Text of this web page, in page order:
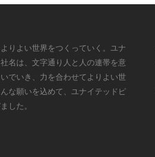
りよい世界をつくっていく。ユナ
名は、文字通り人と人の連帯を意
でいき、力を合わせてよりよい世
な願いを込めて、ユナイテッドピ
した。